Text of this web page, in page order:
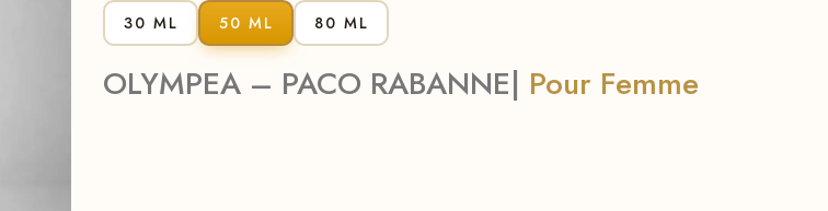
30 ML 50 ML 80 ML
OLYMPEA – PACO RABANNE| Pour Femme